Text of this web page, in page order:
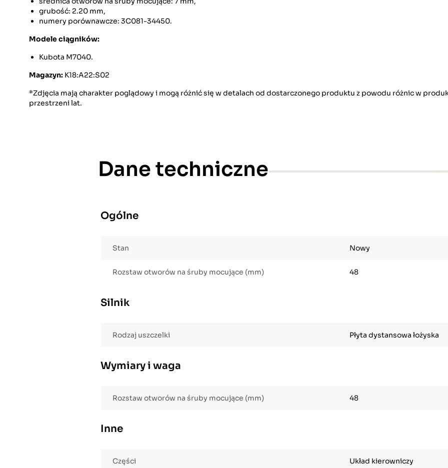
grubość: 2.20 mm,
numery porównawcze: 3C081-34450.
Modele ciągników:
Kubota M7040.
Magazyn: K18:A22:S02
*Zdjęcia mają charakter poglądowy i mogą różnić się w detalach od dostarczonego produktu z powodu różnic w
przestrzeni lat.
Dane techniczne
Ogólne
Stan Nowy
Rozstaw otworów na śruby mocujące (mm) 48
Silnik
Rodzaj uszczelki Płyta dystansowa łożyska
Wymiary i waga
Rozstaw otworów na śruby mocujące (mm) 48
Inne
Części Układ kierowniczy